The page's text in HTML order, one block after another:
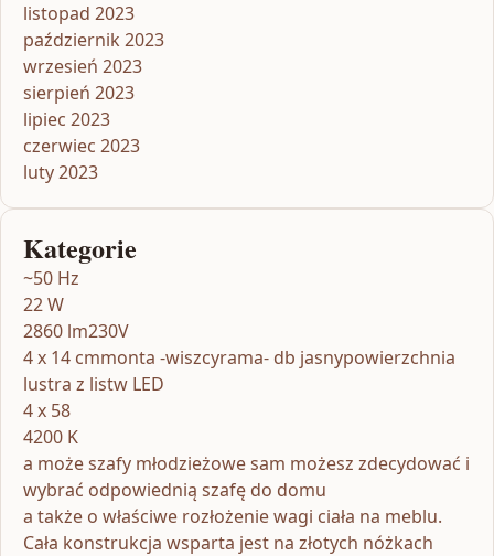
listopad 2023
październik 2023
wrzesień 2023
sierpień 2023
lipiec 2023
czerwiec 2023
luty 2023
Kategorie
~50 Hz
22 W
2860 lm230V
4 x 14 cmmonta -wiszcyrama- db jasnypowierzchnia
lustra z listw LED
4 x 58
4200 K
a może szafy młodzieżowe sam możesz zdecydować i
wybrać odpowiednią szafę do domu
a także o właściwe rozłożenie wagi ciała na meblu.
Cała konstrukcja wsparta jest na złotych nóżkach